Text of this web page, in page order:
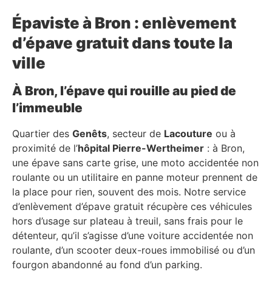
Épaviste à Bron : enlèvement
d’épave gratuit dans toute la
ville
À Bron, l’épave qui rouille au pied de
l’immeuble
Quartier des Genêts, secteur de Lacouture ou à
proximité de l’hôpital Pierre-Wertheimer : à Bron,
une épave sans carte grise, une moto accidentée non
roulante ou un utilitaire en panne moteur prennent de
la place pour rien, souvent des mois. Notre service
d’enlèvement d’épave gratuit récupère ces véhicules
hors d’usage sur plateau à treuil, sans frais pour le
détenteur, qu’il s’agisse d’une voiture accidentée non
roulante, d’un scooter deux-roues immobilisé ou d’un
fourgon abandonné au fond d’un parking.